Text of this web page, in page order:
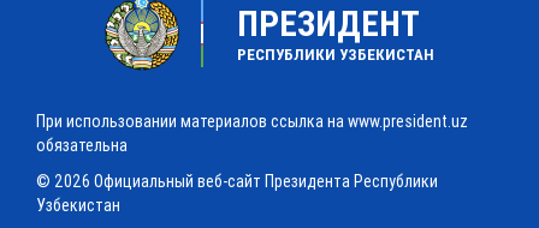
ПРЕЗИДЕНТ
РЕСПУБЛИКИ УЗБЕКИСТАН
При использовании материалов ссылка на www.president.uz
обязательна
© 2026 Официальный веб-сайт Президента Республики
Узбекистан